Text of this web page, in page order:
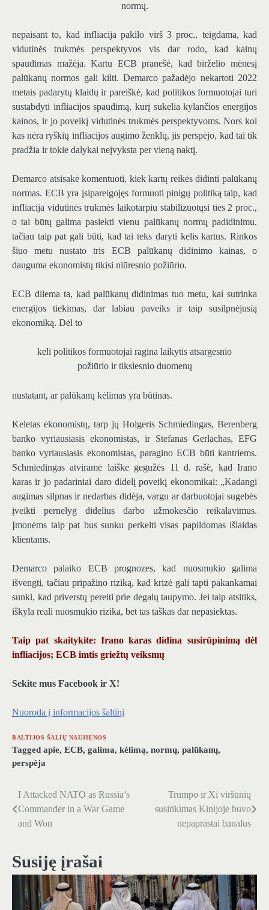
normų.
nepaisant to, kad infliacija pakilo virš 3 proc., teigdama, kad
vidutinės trukmės perspektyvos vis dar rodo, kad kainų
spaudimas mažėja. Kartu ECB pranešė, kad birželio mėnesį
palūkanų normos gali kilti. Demarco pažadėjo nekartoti 2022
metais padarytų klaidų ir pareiškė, kad politikos formuotojai turi
sustabdyti infliacijos spaudimą, kurį sukelia kylančios energijos
kainos, ir jo poveikį vidutinės trukmės perspektyvoms. Nors kol
kas nėra ryškių infliacijos augimo ženklų, jis perspėjo, kad tai tik
pradžia ir tokie dalykai neįvyksta per vieną naktį.
Demarco atsisakė komentuoti, kiek kartų reikės didinti palūkanų
normas. ECB yra įsipareigojęs formuoti pinigų politiką taip, kad
infliacija vidutinės trukmės laikotarpiu stabilizuotųsi ties 2 proc.,
o tai būtų galima pasiekti vienu palūkanų normų padidinimu,
tačiau taip pat gali būti, kad tai teks daryti kelis kartus. Rinkos
šiuo metu nustato tris ECB palūkanų didinimo kainas, o
dauguma ekonomistų tikisi niūresnio požiūrio.
ECB dilema ta, kad palūkanų didinimas tuo metu, kai sutrinka
energijos tiekimas, dar labiau paveiks ir taip susilpnėjusią
ekonomiką. Dėl to
keli politikos formuotojai ragina laikytis atsargesnio
požiūrio ir tikslesnio duomenų
nustatant, ar palūkanų kėlimas yra būtinas.
Keletas ekonomistų, tarp jų Holgeris Schmiedingas, Berenberg
banko vyriausiasis ekonomistas, ir Stefanas Gerlachas, EFG
banko vyriausiasis ekonomistas, paragino ECB būti kantriems.
Schmiedingas atvirame laiške gegužės 11 d. rašė, kad Irano
karas ir jo padariniai daro didelį poveikį ekonomikai: „Kadangi
augimas silpnas ir nedarbas didėja, vargu ar darbuotojai sugebės
įveikti pernelyg didelius darbo užmokesčio reikalavimus.
Įmonėms taip pat bus sunku perkelti visas papildomas išlaidas
klientams.
Demarco palaiko ECB prognozes, kad nuosmukio galima
išvengti, tačiau pripažino riziką, kad krizė gali tapti pakankamai
sunki, kad priverstų pereiti prie degalų taupymo. Jei taip atsitiks,
iškyla reali nuosmukio rizika, bet tas taškas dar nepasiektas.
Taip pat skaitykite: Irano karas didina susirūpinimą dėl
infliacijos; ECB imtis griežtų veiksmų
Sekite mus Facebook ir X!
Nuoroda į informacijos šaltinį
BALTIJOS ŠALIŲ NAUJIENOS
Tagged apie, ECB, galima, kėlimą, normų, palūkanų,
perspėja
Navigacija
tarp
I Attacked NATO as Russia’s
Commander in a War Game
and Won
Trumpo ir Xi viršūnių
susitikimas Kinijoje buvo
nepaprastai banalus
Susiję įrašai